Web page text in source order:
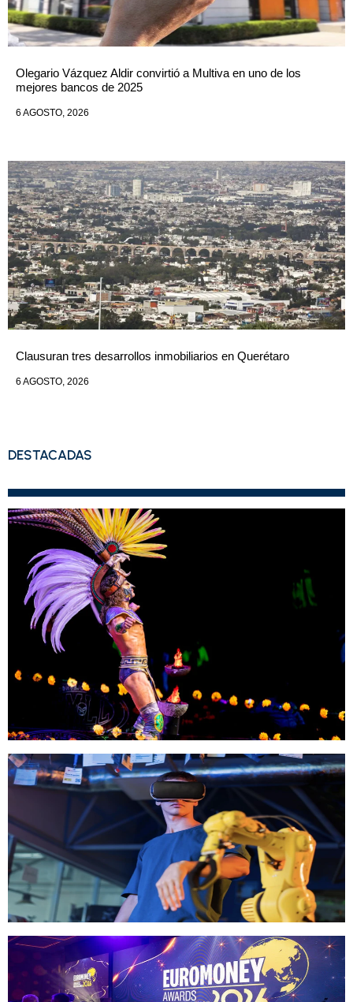
Olegario Vázquez Aldir convirtió a Multiva en uno de los
mejores bancos de 2025
6 AGOSTO, 2026
Clausuran tres desarrollos inmobiliarios en Querétaro
6 AGOSTO, 2026
DESTACADAS